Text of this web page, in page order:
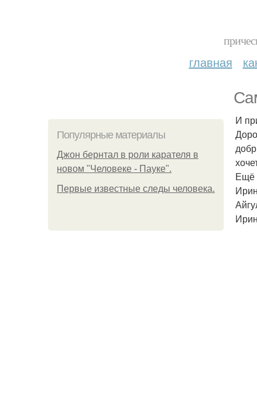
главная
Популярные материалы
Джон бернтал в роли карателя в
новом "Человеке - Пауке".
Первые известные следы человека.
И
Ещё